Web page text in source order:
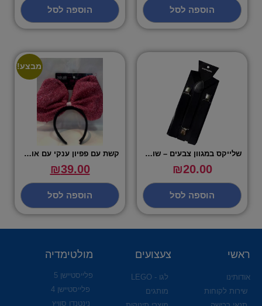
הוספה לסל הוספה לסל
שלייקס במגוון צבעים – שושי זוהר
₪20.00
הוספה לסל
מבצע!
קשת עם פפיון ענקי עם אורות בצבע ורוד – שושי זוהר
₪39.00
הוספה לסל
ראשי
אודותינו
שירות לקוחות
צעצועים
לגו - LEGO
מותגים
מולטימדיה
פלייסטיישן 5
פלייסטיישן 4
נינטנדו סוויץ